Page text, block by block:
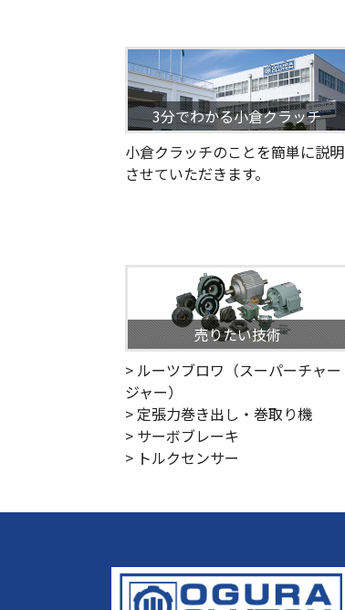
3分でわかる小倉クラッチ
小倉クラッチのことを簡単に説明
させていただきます。
売りたい技術
> ルーツブロワ（スーパーチャー
ジャー）
> 定張力巻き出し・巻取り機
> サーボブレーキ
> トルクセンサー